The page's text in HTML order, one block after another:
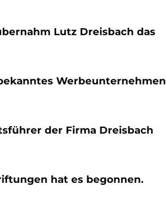
Lutz Dreisbach das
Werbeunternehmen
der Firma Dreisbach
hat es begonnen.